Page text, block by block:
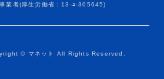
業者(厚生労働省：13-ﾕ-305645)